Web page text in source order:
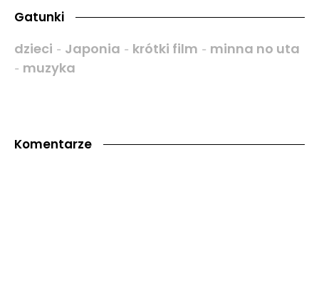
Gatunki
dzieci - Japonia - krótki film - minna no uta
- muzyka
Komentarze